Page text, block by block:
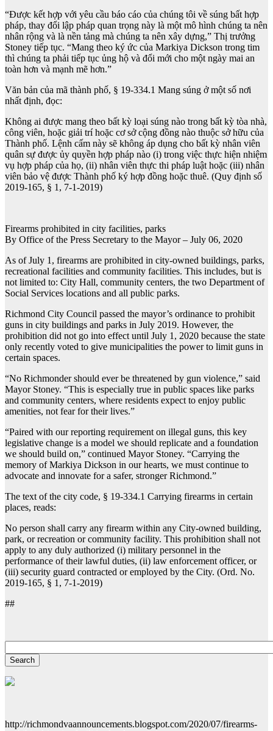
“Được kết hợp với yêu cầu báo cáo của chúng tôi về súng bất hợp
pháp, thay đổi lập pháp quan trọng này là một mô hình chúng ta nên
nhân rộng và là nền tảng mà chúng ta nên xây dựng,” Thị trưởng
Stoney tiếp tục. “Mang theo ký ức của Markiya Dickson trong tim
thì chúng ta phải tiếp tục ủng hộ và đổi mới cho một ngày mai an
toàn hơn và mạnh mẽ hơn.”
Văn bản của mã thành phố, § 19-334.1 Mang súng ở một số nơi
nhất định, đọc:
Không ai được mang theo bất kỳ loại súng nào trong bất kỳ tòa nhà,
công viên, hoặc giải trí hoặc cơ sở cộng đồng nào thuộc sở hữu của
Thành phố. Lệnh cấm này sẽ không áp dụng cho bất kỳ nhân viên
quân sự được ủy quyền hợp pháp nào (i) trong việc thực hiện nhiệm
vụ hợp pháp của họ, (ii) nhân viên thực thi pháp luật hoặc (iii) nhân
viên bảo vệ được Thành phố ký hợp đồng hoặc thuê. (Quy định số
2019-165, § 1, 7-1-2019)
Firearms prohibited in city facilities, parks
By Office of the Press Secretary to the Mayor – July 06, 2020
As of July 1, firearms are prohibited in city-owned buildings, parks,
recreational facilities and community facilities. This includes, but is
not limited to: City Hall, community centers, the two Department of
Social Services locations and all public parks.
Richmond City Council passed the mayor’s ordinance to prohibit
guns in city buildings and parks in July 2019. However, the
prohibition did not go into effect until July 1, 2020 because the state
only recently voted to give municipalities the power to limit guns in
certain spaces.
“No Richmonder should ever be threatened by gun violence,” said
Mayor Stoney. “This is especially true in public spaces like parks
and community centers, where residents expect to enjoy public
amenities, not fear for their lives.”
“Paired with our reporting requirement on illegal guns, this key
legislative change is a model we should replicate and a foundation
we should build on,” continued Mayor Stoney. “Carrying the
memory of Markiya Dickson in our hearts, we must continue to
advocate and innovate for a safer, stronger Richmond.”
The text of the city code, § 19-334.1 Carrying firearms in certain
places, reads:
No person shall carry any firearm within any City-owned building,
park, or recreation or community facility. This prohibition shall not
apply to any duly authorized (i) military personnel in the
performance of their lawful duties, (ii) law enforcement officer, or
(iii) security guard contracted or employed by the City. (Ord. No.
2019-165, § 1, 7-1-2019)
##
http://richmondvaannouncements.blogspot.com/2020/07/firearms-